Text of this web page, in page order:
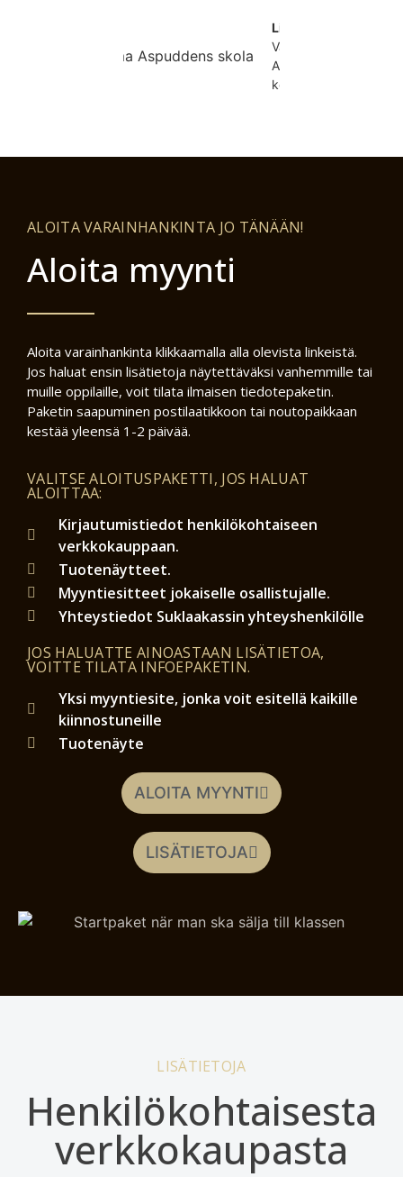
Lina
Vanhempi,
Aspuddens
koulu.
ALOITA VARAINHANKINTA JO TÄNÄÄN!
Aloita myynti
Aloita varainhankinta klikkaamalla alla olevista linkeistä.
Jos haluat ensin lisätietoja näytettäväksi vanhemmille tai
muille oppilaille, voit tilata ilmaisen tiedotepaketin.
Paketin saapuminen postilaatikkoon tai noutopaikkaan
kestää yleensä 1-2 päivää.
VALITSE ALOITUSPAKETTI, JOS HALUAT
ALOITTAA:
Kirjautumistiedot henkilökohtaiseen
verkkokauppaan.
Tuotenäytteet.
Myyntiesitteet jokaiselle osallistujalle.
Yhteystiedot Suklaakassin yhteyshenkilölle
JOS HALUATTE AINOASTAAN LISÄTIETOA,
VOITTE TILATA INFOEPAKETIN.
Yksi myyntiesite, jonka voit esitellä kaikille
kiinnostuneille
Tuotenäyte
ALOITA MYYNTI
LISÄTIETOJA
LISÄTIETOJA
Henkilökohtaisesta
verkkokaupasta